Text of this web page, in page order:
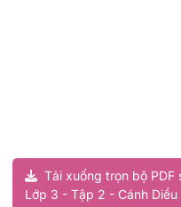
Tải xuống trọn bộ
Lớp 3 - Tập 2 - Cánh Diều